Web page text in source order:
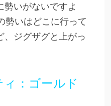
勢いがないですよ
勢いはどこに行って
、ジグザグと上がっ
：ゴールド